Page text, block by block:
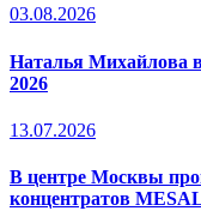
03.08.2026
Наталья Михайлова
2026
13.07.2026
В центре Москвы
концентратов